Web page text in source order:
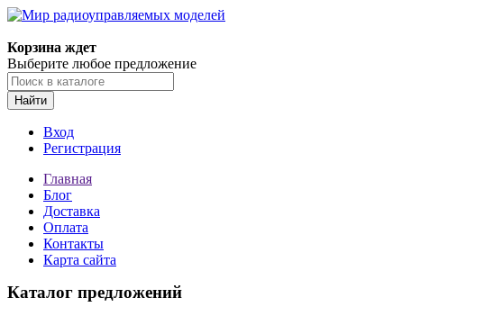
Корзина ждет
Выберите любое предложение
Найти
Вход
Регистрация
Главная
Блог
Доставка
Оплата
Контакты
Карта сайта
Каталог предложений